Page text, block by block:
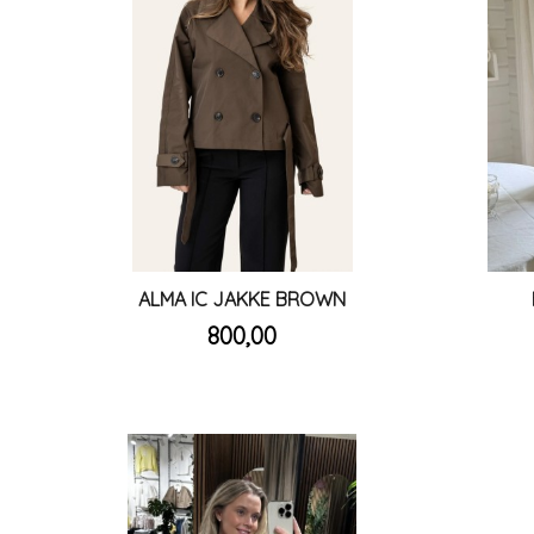
ALMA IC JAKKE BROWN
Pris
800,00mva.
Les mer